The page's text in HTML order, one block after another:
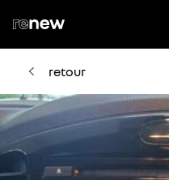
retour